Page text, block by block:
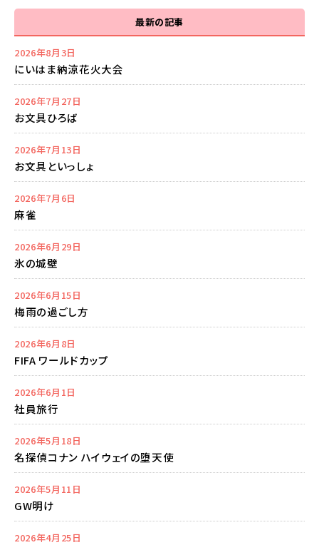
最新の記事
2026年8月3日
にいはま納涼花火大会
2026年7月27日
お文具ひろば
2026年7月13日
お文具といっしょ
2026年7月6日
麻雀
2026年6月29日
氷の城壁
2026年6月15日
梅雨の過ごし方
2026年6月8日
FIFA ワールドカップ
2026年6月1日
社員旅行
2026年5月18日
名探偵コナン ハイウェイの堕天使
2026年5月11日
GW明け
2026年4月25日